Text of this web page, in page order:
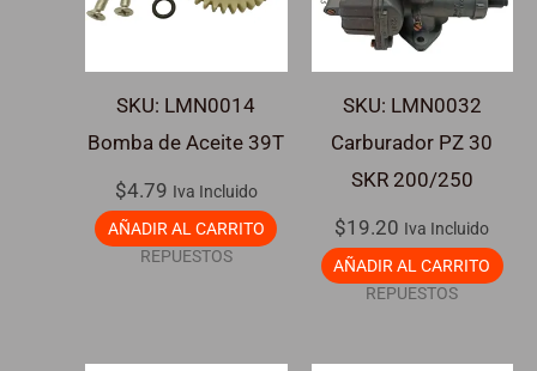
SKU: LMN0014
Bomba de Aceite 39T
$4.79 Iva Incluido
AÑADIR AL CARRITO
REPUESTOS
SKU: LMN0032
Carburador PZ 30
SKR 200/250
$19.20 Iva Incluido
AÑADIR AL CARRITO
REPUESTOS